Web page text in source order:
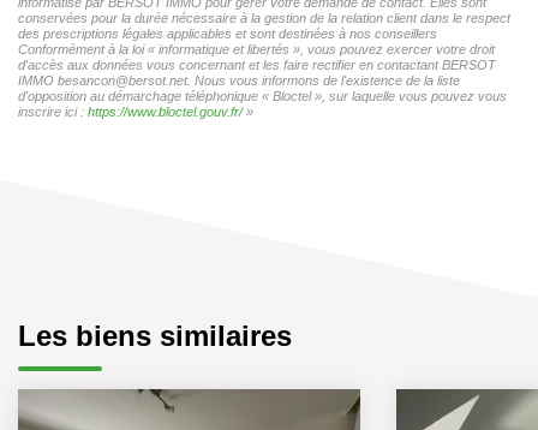
conservées pour la durée nécessaire à la gestion de la relation client dans le respect
des prescriptions légales applicables et sont destinées à nos conseillers
Conformément à la loi « informatique et libertés », vous pouvez exercer votre droit
d'accès aux données vous concernant et les faire rectifier en contactant BERSOT
IMMO besancon@bersot.net. Nous vous informons de l'existence de la liste
d'opposition au démarchage téléphonique « Bloctel », sur laquelle vous pouvez vous
inscrire ici : https://www.bloctel.gouv.fr/»
Les biens similaires